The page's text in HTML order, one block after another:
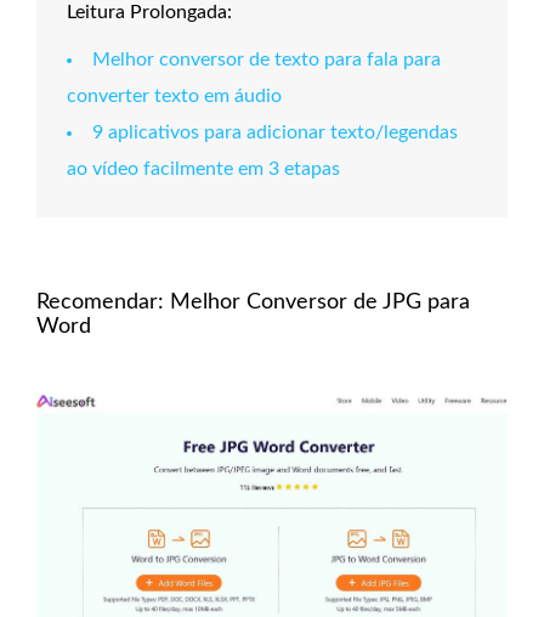
Leitura Prolongada:
Melhor conversor de texto para fala para
converter texto em áudio
9 aplicativos para adicionar texto/legendas
ao vídeo facilmente em 3 etapas
Recomendar: Melhor Conversor de JPG para
Word